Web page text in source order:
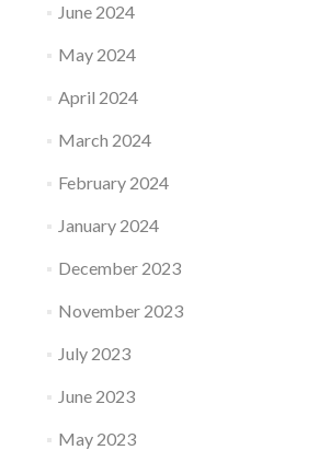
June 2024
May 2024
April 2024
March 2024
February 2024
January 2024
December 2023
November 2023
July 2023
June 2023
May 2023